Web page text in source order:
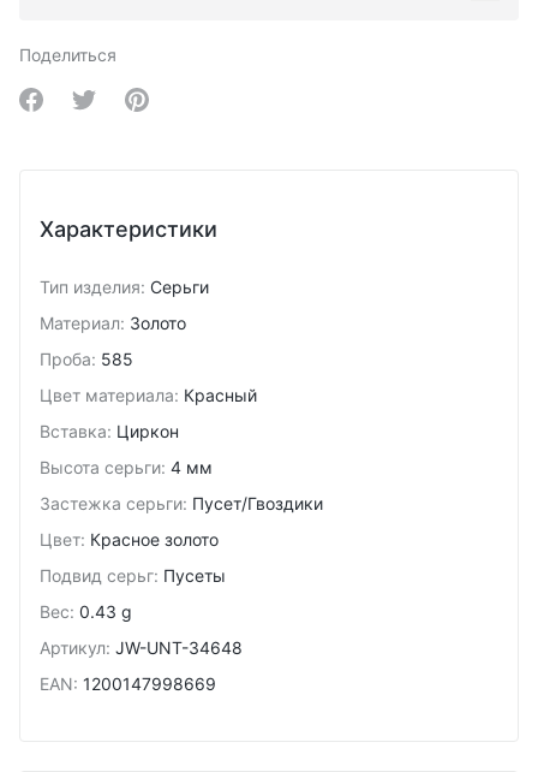
Поделиться
Share on Facebook
Share on Twitter
Share on Pinterest
Характеристики
Тип изделия: Серьги
Материал: Золото
Проба: 585
Цвет материала: Красный
Вставка: Циркон
Высота серьги: 4 мм
Застежка серьги: Пусет/Гвоздики
Цвет: Красное золото
Подвид cерьг: Пусеты
Вес: 0.43 g
Артикул: JW-UNT-34648
EAN: 1200147998669